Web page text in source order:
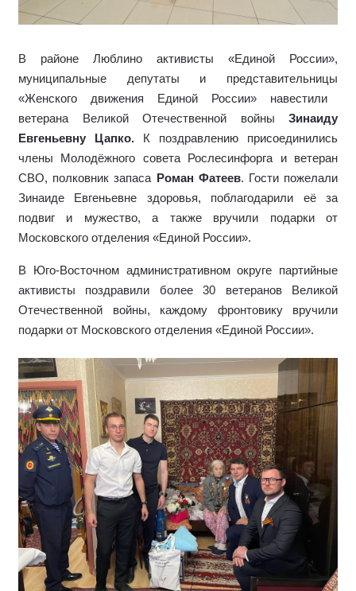
В районе Люблино активисты «Единой России»,
муниципальные депутаты и представительницы
«Женского движения Единой России» навестили
ветерана Великой Отечественной войны Зинаиду
Евгеньевну Цапко. К поздравлению присоединились
члены Молодёжного совета Рослесинфорга и ветеран
СВО, полковник запаса
Роман Фатеев. Гости пожелали
Зинаиде Евгеньевне здоровья, поблагодарили её за
подвиг и мужество, а также вручили подарки от
Московского отделения «Единой России».
В Юго-Восточном административном округе партийные
активисты поздравили более 30 ветеранов Великой
Отечественной войны, каждому фронтовику вручили
подарки от Московского отделения «Единой России».